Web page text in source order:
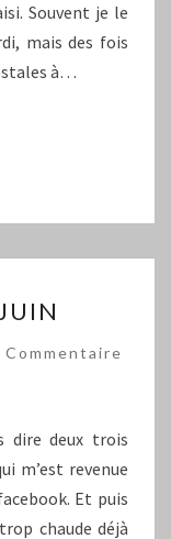
Souvent je le
mais des fois
à…
SUITE
Commentaire
dire deux trois
m’est revenue
Et puis
chaude déjà